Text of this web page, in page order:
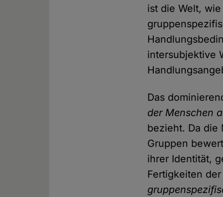
ist die Welt,
intersubjektive
Das
der Menschen
bezieht. Da die
Gruppen
ihrer Identität,
Fertigkeiten